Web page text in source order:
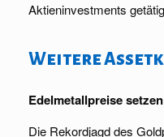
Aktieninvestments
Weitere
Edelmetallpreise
Die Rekordjagd des